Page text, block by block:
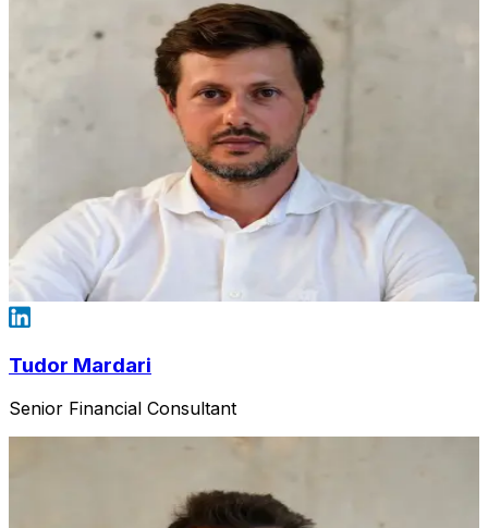
Tudor Mardari
Senior Financial Consultant